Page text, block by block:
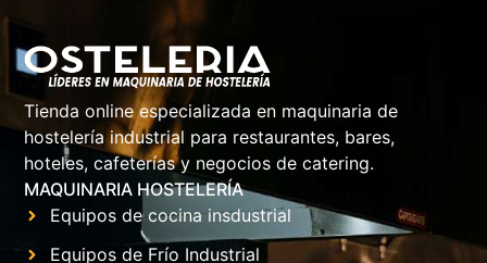
Tienda online especializada en maquinaria de
hostelería industrial para restaurantes, bares,
hoteles, cafeterías y negocios de catering.
MAQUINARIA HOSTELERÍA
Equipos de cocina insdustrial
Equipos de Frío Industrial